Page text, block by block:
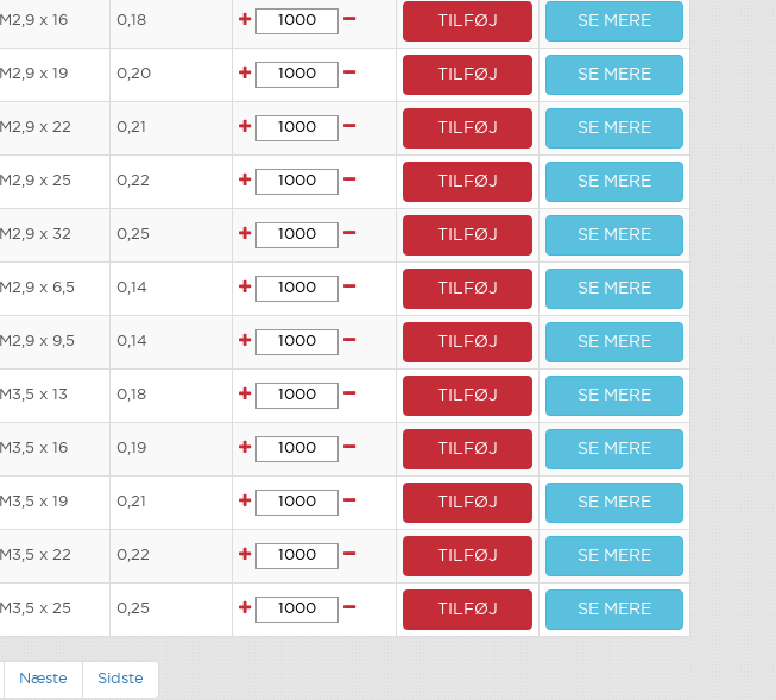
M2,9 x 16 0,18 TILFØJ SE MERE
M2,9 x 19 0,20 TILFØJ SE MERE
M2,9 x 22 0,21 TILFØJ SE MERE
M2,9 x 25 0,22 TILFØJ SE MERE
M2,9 x 32 0,25 TILFØJ SE MERE
M2,9 x 6,5 0,14 TILFØJ SE MERE
M2,9 x 9,5 0,14 TILFØJ SE MERE
M3,5 x 13 0,18 TILFØJ SE MERE
M3,5 x 16 0,19 TILFØJ SE MERE
M3,5 x 19 0,21 TILFØJ SE MERE
M3,5 x 22 0,22 TILFØJ SE MERE
M3,5 x 25 0,25 TILFØJ SE MERE
Næste Sidste